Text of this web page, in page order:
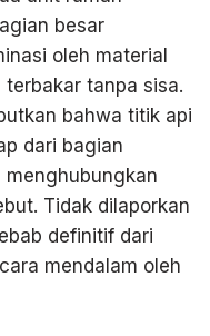
besar
oleh material
tanpa sisa.
bahwa titik api
dari bagian
Tidak dilaporkan
definitif dari
mendalam oleh